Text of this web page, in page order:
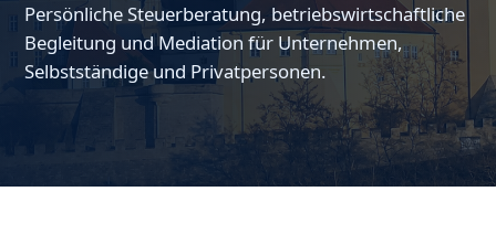
Persönliche Steuerberatung, betriebswirtschaftliche
Begleitung und Mediation für Unternehmen,
Selbstständige und Privatpersonen.